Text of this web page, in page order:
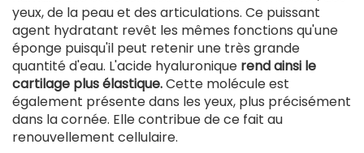
yeux, de la peau et des articulations. Ce puissant
agent hydratant revêt les mêmes fonctions qu'une
éponge puisqu'il peut retenir une très grande
quantité d'eau. L'acide hyaluronique rend ainsi le
cartilage plus élastique.Cette molécule est
également présente dans les yeux, plus précisément
dans la cornée. Elle contribue de ce fait au
renouvellement cellulaire.